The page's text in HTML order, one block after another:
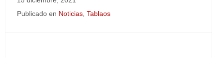
Publicado en Noticias Tablaos